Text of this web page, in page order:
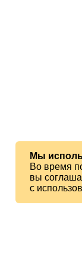
Мы
Во время
вы
с